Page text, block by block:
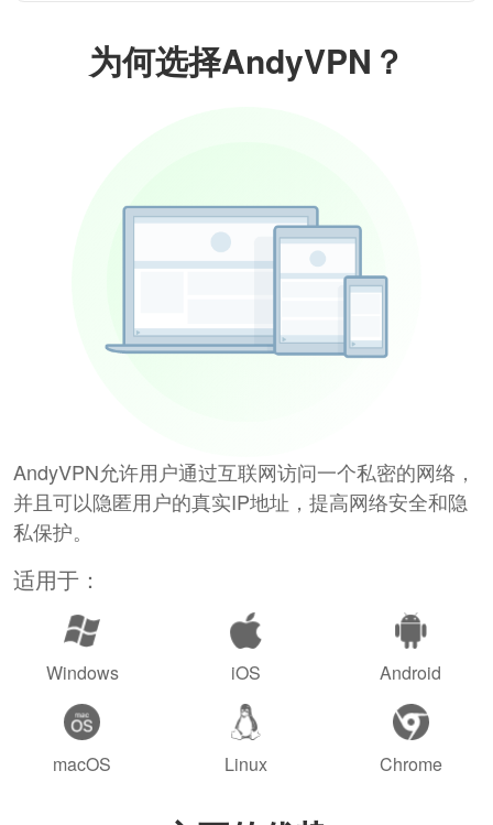
为何选择AndyVPN？
AndyVPN允许用户通过互联网访问一个私密的网络，
并且可以隐匿用户的真实IP地址，提高网络安全和隐
私保护。
适用于：
Windows iOS Android
macOS Linux Chrome